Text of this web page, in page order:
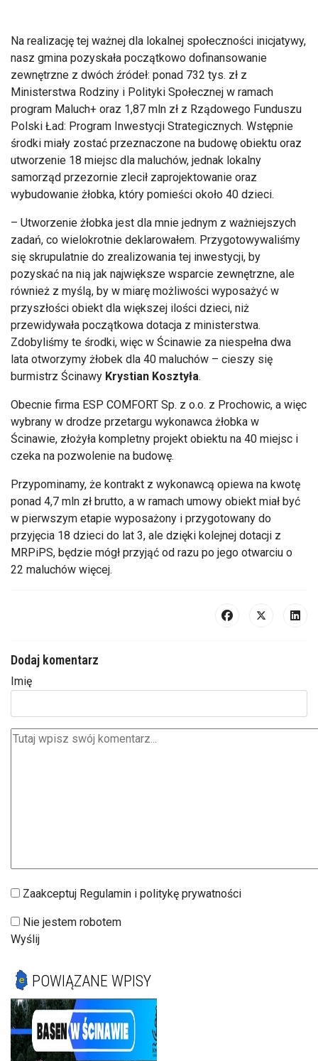
Na realizację tej ważnej dla lokalnej społeczności inicjatywy,
nasz gmina pozyskała początkowo dofinansowanie
zewnętrzne z dwóch źródeł: ponad 732 tys. zł z
Ministerstwa Rodziny i Polityki Społecznej w ramach
program Maluch+ oraz 1,87 mln zł z Rządowego Funduszu
Polski Ład: Program Inwestycji Strategicznych. Wstępnie
środki miały zostać przeznaczone na budowę obiektu oraz
utworzenie 18 miejsc dla maluchów, jednak lokalny
samorząd przezornie zlecił zaprojektowanie oraz
wybudowanie żłobka, który pomieści około 40 dzieci.
– Utworzenie żłobka jest dla mnie jednym z ważniejszych
zadań, co wielokrotnie deklarowałem. Przygotowywaliśmy
się skrupulatnie do zrealizowania tej inwestycji, by
pozyskać na nią jak największe wsparcie zewnętrzne, ale
również z myślą, by w miarę możliwości wyposażyć w
przyszłości obiekt dla większej ilości dzieci, niż
przewidywała początkowa dotacja z ministerstwa.
Zdobyliśmy te środki, więc w Ścinawie za niespełna dwa
lata otworzymy żłobek dla 40 maluchów – cieszy się
burmistrz Ścinawy Krystian Kosztyła.
Obecnie firma ESP COMFORT Sp. z o.o. z Prochowic, a więc
wybrany w drodze przetargu wykonawca żłobka w
Ścinawie, złożyła kompletny projekt obiektu na 40 miejsc i
czeka na pozwolenie na budowę.
Przypominamy, że kontrakt z wykonawcą opiewa na kwotę
ponad 4,7 mln zł brutto, a w ramach umowy obiekt miał być
w pierwszym etapie wyposażony i przygotowany do
przyjęcia 18 dzieci do lat 3, ale dzięki kolejnej dotacji z
MRPiPS, będzie mógł przyjąć od razu po jego otwarciu o
22 maluchów więcej.
Dodaj komentarz
Imię
Zaakceptuj Regulamin i politykę prywatności
Nie jestem robotem
Wyślij
POWIĄZANE WPISY